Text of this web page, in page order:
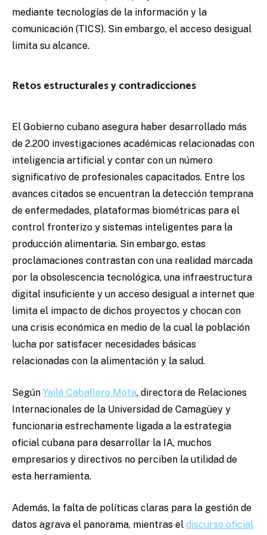
mediante tecnologías de la información y la
comunicación (TICS). Sin embargo, el acceso desigual
limita su alcance.
Retos estructurales y contradicciones
El Gobierno cubano asegura haber desarrollado más
de 2.200 investigaciones académicas relacionadas con
inteligencia artificial y contar con un número
significativo de profesionales capacitados. Entre los
avances citados se encuentran la detección temprana
de enfermedades, plataformas biométricas para el
control fronterizo y sistemas inteligentes para la
producción alimentaria. Sin embargo, estas
proclamaciones contrastan con una realidad marcada
por la obsolescencia tecnológica, una infraestructura
digital insuficiente y un acceso desigual a internet que
limita el impacto de dichos proyectos y chocan con
una crisis económica en medio de la cual la población
lucha por satisfacer necesidades básicas
relacionadas con la alimentación y la salud.
Según Yailé Caballero Mota, directora de Relaciones
Internacionales de la Universidad de Camagüey y
funcionaria estrechamente ligada a la estrategia
oficial cubana para desarrollar la IA, muchos
empresarios y directivos no perciben la utilidad de
esta herramienta.
Además, la falta de políticas claras para la gestión de
datos agrava el panorama, mientras el discurso oficial